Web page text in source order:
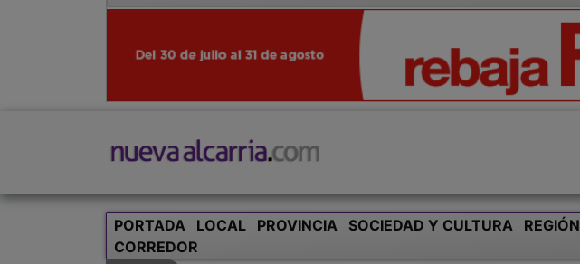
PORTADA LOCAL PROVINCIA SOCIEDAD Y CULTURA REGIÓN
CORREDOR